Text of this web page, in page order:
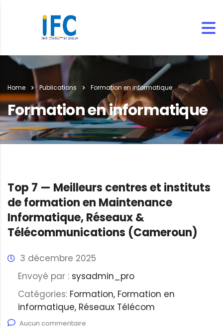
Home Publications Formation en informatique
Formation en informatique
Top 7 — Meilleurs centres et instituts
de formation en Maintenance
Informatique, Réseaux &
Télécommunications (Cameroun)
3 décembre 2025
Envoyé par : sysadmin_pro
Catégories: Formation, Formation en
informatique, Réseaux Télécom
Aucun commentaire